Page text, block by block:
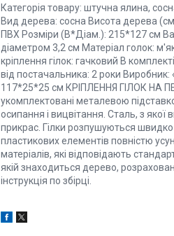
Категорія товару: штучна ялина,
Вид дерева: сосна Висота дерева
ПВХ Розміри (В*Діам.): 215*127 см
діаметром 3,2 см Матеріал голок:
кріплення гілок: гачковий В
від постачальника: 2 роки
117*25*25 см КРІПЛЕННЯ ГІЛОК НА
укомплектовані металевою
осипання і вицвітання. Сталь, з якої
прикрас. Гілки розпушуються швидко
пластикових елементів повністю
матеріалів, які відповідають
якій знаходиться дерево,
інструкція по збірці.